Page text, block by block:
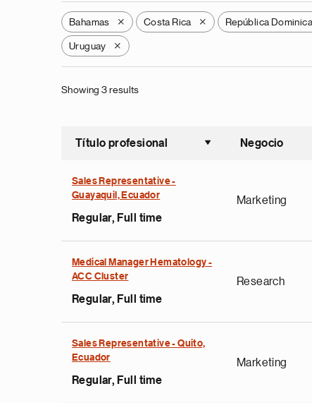
Bahamas X Costa Rica X República
Uruguay X
Showing 3 results
Título profesional
Ordenar
Negocio
Sales Representative -
Guayaquil, Ecuador
Regular, Full time
Marketing
Medical Manager Hematology -
ACC Cluster
Regular, Full time
Research
Sales Representative - Quito,
Ecuador
Regular, Full time
Marketing